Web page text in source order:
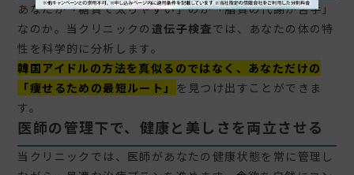
あなたが「糖質で太りやすい」のか「脂質の代謝が苦手」
なのか。当クリニックの 遺伝子検査では、あなたの体の特
性を科学的に分析します。
韓国アイドルの方法を真似るのではなく、あなただけの
「痩せるための最短ルート」 を見つけ出すことができま
す。
医師の管理下で、健康と美しさを両立させる
当クリニックでは、医師があなたの健康状態を常に管理し